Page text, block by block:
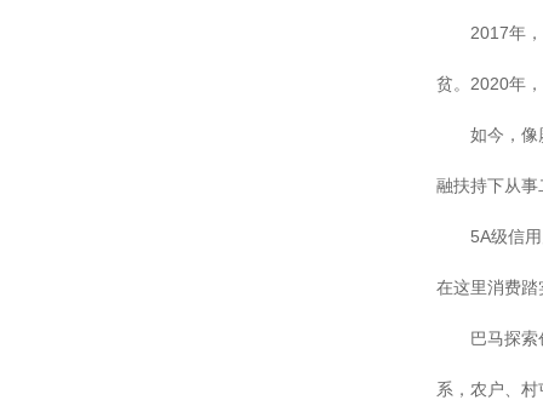
2017年，巴
贫。2020年
如今，像廖
融扶持下从
5A级信用户
在这里消费踏
巴马探索创
系，农户、